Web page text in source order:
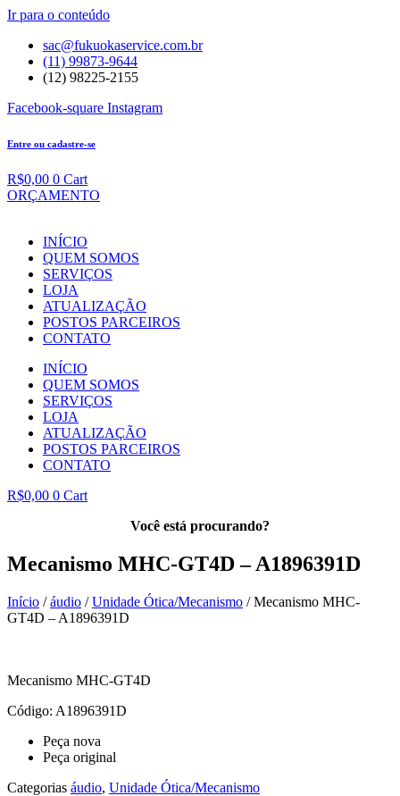
Ir para o conteúdo
sac@fukuokaservice.com.br
(11) 99873-9644
(12) 98225-2155
Facebook-square Instagram
Entre ou cadastre-se
R$0,00 0 Cart
ORÇAMENTO
INÍCIO
QUEM SOMOS
SERVIÇOS
LOJA
ATUALIZAÇÃO
POSTOS PARCEIROS
CONTATO
INÍCIO
QUEM SOMOS
SERVIÇOS
LOJA
ATUALIZAÇÃO
POSTOS PARCEIROS
CONTATO
R$0,00 0 Cart
Você está procurando?
Mecanismo MHC-GT4D – A1896391D
Início /áudio /Unidade Ótica/Mecanismo / Mecanismo MHC-
GT4D – A1896391D
Mecanismo MHC-GT4D
Código: A1896391D
Peça nova
Peça original
Categorias áudio, Unidade Ótica/Mecanismo